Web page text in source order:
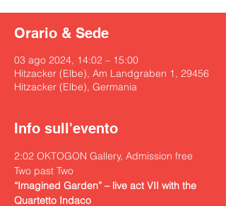
Orario & Sede
03 ago 2024, 14:02 – 15:00
Hitzacker (Elbe), Am Landgraben 1, 29456
Hitzacker (Elbe), Germania
Info sull'evento
2:02 OKTOGON Gallery, Admission free
Two past Two
“Imagined Garden” – live act VII with the
Quartetto Indaco